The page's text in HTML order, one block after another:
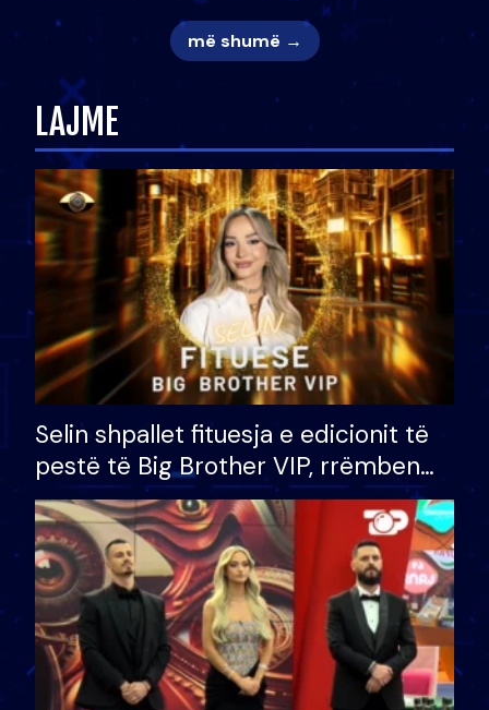
më shumë →
LAJME
Selin shpallet fituesja e edicionit të
pestë të Big Brother VIP, rrëmben
çmimin e madh prej 100 mijë eurosh